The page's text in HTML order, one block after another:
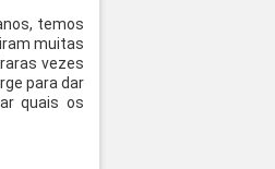
temos
muitas
vezes
para dar
quais os